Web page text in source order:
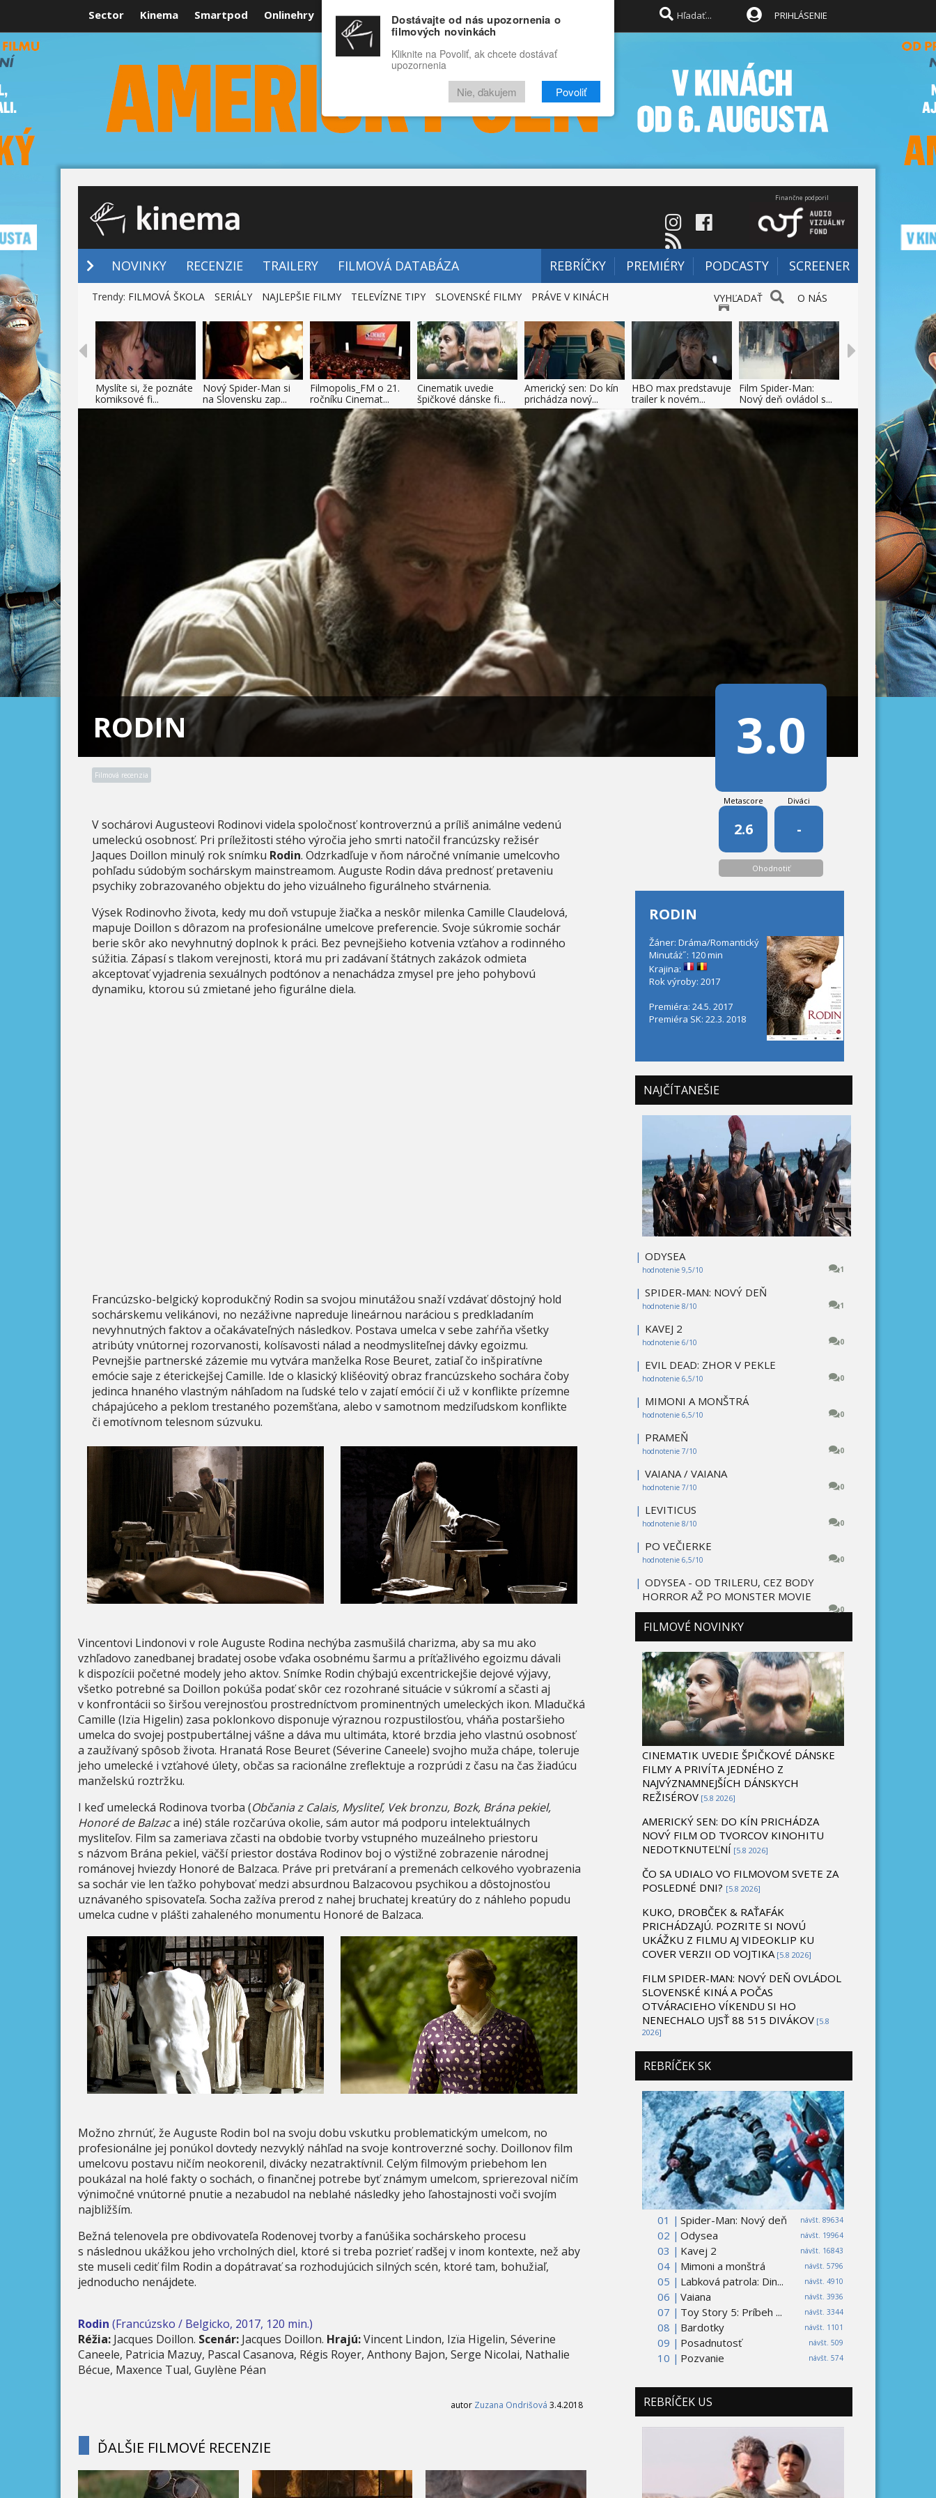
Sector Kinema Smartpod Onlinehry Rozprávky Funny Docu
RECENZIE VIDEÁ FILMY
PRIHLÁSENIE
Finančne podporil
NOVINKY RECENZIE TRAILERY FILMOVÁ DATABÁZA REBRÍČKY PREMIÉRY PODCASTY SCREENER
VYHĽADAŤ O NÁS
Trendy: FILMOVÁ ŠKOLA SERIÁLY NAJLEPŠIE FILMY TELEVÍZNE TIPY SLOVENSKÉ FILMY PRÁVE V KINÁCH
Myslíte si, že poznáte
komiksové fi...
Nový Spider-Man si
na Slovensku zap...
Filmopolis_FM o 21.
ročníku Cinemat...
Cinematik uvedie
špičkové dánske fi...
Americký sen: Do kín
prichádza nový...
HBO max predstavuje
trailer k novém...
Film Spider-Man:
Nový deň ovládol s...
RODIN 3.0
Filmová recenzia
V sochárovi Augusteovi Rodinovi videla spoločnosť kontroverznú a príliš animálne vedenú
umeleckú osobnosť. Pri príležitosti stého výročia jeho smrti natočil francúzsky režisér
Jaques Doillon minulý rok snímku Rodin. Odzrkadľuje v ňom náročné vnímanie umelcovho
pohľadu súdobým sochárskym mainstreamom. Auguste Rodin dáva prednosť pretaveniu
psychiky zobrazovaného objektu do jeho vizuálneho figurálneho stvárnenia.
Výsek Rodinovho života, kedy mu doň vstupuje žiačka a neskôr milenka Camille Claudelová,
mapuje Doillon s dôrazom na profesionálne umelcove preferencie. Svoje súkromie sochár
berie skôr ako nevyhnutný doplnok k práci. Bez pevnejšieho kotvenia vzťahov a rodinného
súžitia. Zápasí s tlakom verejnosti, ktorá mu pri zadávaní štátnych zakázok odmieta
akceptovať vyjadrenia sexuálnych podtónov a nenachádza zmysel pre jeho pohybovú
dynamiku, ktorou sú zmietané jeho figurálne diela.
Francúzsko-belgický koprodukčný Rodin sa svojou minutážou snaží vzdávať dôstojný hold
sochárskemu velikánovi, no nezáživne napreduje lineárnou naráciou s predkladaním
nevyhnutných faktov a očakávateľných následkov. Postava umelca v sebe zahŕňa všetky
atribúty vnútornej rozorvanosti, kolísavosti nálad a neodmysliteľnej dávky egoizmu.
Pevnejšie partnerské zázemie mu vytvára manželka Rose Beuret, zatiaľ čo inšpiratívne
emócie saje z éterickejšej Camille. Ide o klasický klišéovitý obraz francúzskeho sochára čoby
jedinca hnaného vlastným náhľadom na ľudské telo v zajatí emócií či už v konflikte prízemne
chápajúceho a peklom trestaného pozemšťana, alebo v samotnom medziľudskom konflikte
či emotívnom telesnom súzvuku.
Vincentovi Lindonovi v role Auguste Rodina nechýba zasmušilá charizma, aby sa mu ako
vzhľadovo zanedbanej bradatej osobe vďaka osobnému šarmu a príťažlivého egoizmu dávali
k dispozícii početné modely jeho aktov. Snímke Rodin chýbajú excentrickejšie dejové výjavy,
všetko potrebné sa Doillon pokúša podať skôr cez rozohrané situácie v súkromí a sčasti aj
v konfrontácii so širšou verejnosťou prostredníctvom prominentných umeleckých ikon. Mladučká
Camille (Izïa Higelin) zasa poklonkovo disponuje výraznou rozpustilosťou, vháňa postaršieho
umelca do svojej postpubertálnej vášne a dáva mu ultimáta, ktoré brzdia jeho vlastnú osobnosť
a zaužívaný spôsob života. Hranatá Rose Beuret (Séverine Caneele) svojho muža chápe, toleruje
jeho umelecké i vzťahové úlety, občas sa racionálne zreflektuje a rozprúdi z času na čas žiadúcu
manželskú roztržku.
I keď umelecká Rodinova tvorba (Občania z Calais, Mysliteľ, Vek bronzu, Bozk, Brána pekiel,
Honoré de Balzaca iné) stále rozčarúva okolie, sám autor má podporu intelektuálnych
mysliteľov. Film sa zameriava zčasti na obdobie tvorby vstupného muzeálneho priestoru
s názvom Brána pekiel, väčší priestor dostáva Rodinov boj o výstižné zobrazenie národnej
románovej hviezdy Honoré de Balzaca. Práve pri pretváraní a premenách celkového vyobrazenia
sa sochár vie len ťažko pohybovať medzi absurdnou Balzacovou psychikou a dôstojnosťou
uznávaného spisovateľa. Socha zažíva prerod z nahej bruchatej kreatúry do z náhleho popudu
umelca cudne v plášti zahaleného monumentu Honoré de Balzaca.
Možno zhrnúť, že Auguste Rodin bol na svoju dobu vskutku problematickým umelcom, no
profesionálne jej ponúkol dovtedy nezvyklý náhľad na svoje kontroverzné sochy. Doillonov film
umelcovu postavu ničím neokorenil, divácky nezatraktívnil. Celým filmovým priebehom len
poukázal na holé fakty o sochách, o finančnej potrebe byť známym umelcom, sprierezoval ničím
výnimočné vnútorné pnutie a nezabudol na neblahé následky jeho ľahostajnosti voči svojím
najbližším.
Bežná telenovela pre obdivovateľa Rodenovej tvorby a fanúšika sochárskeho procesu
s následnou ukážkou jeho vrcholných diel, ktoré si treba pozrieť radšej v inom kontexte, než aby
ste museli cediť film Rodin a dopátravať sa rozhodujúcich silných scén, ktoré tam, bohužiaľ,
jednoducho nenájdete.
Rodin (Francúzsko / Belgicko, 2017, 120 min.)
Réžia: Jacques Doillon. Scenár: Jacques Doillon. Hrajú:Vincent Lindon, Izïa Higelin, Séverine
Caneele, Patricia Mazuy, Pascal Casanova, Régis Royer, Anthony Bajon, Serge Nicolai, Nathalie
Bécue, Maxence Tual, Guylène Péan
autor Zuzana Ondrišová 3.4.2018
ĎALŠIE FILMOVÉ RECENZIE
Metascore
2.6
Diváci
-
Ohodnotiť
RODIN
Žáner: Dráma/Romantický
Minutáż˝: 120 min
Krajina:
Rok výroby: 2017
Premiéra: 24.5. 2017
Premiéra SK: 22.3. 2018
NAJČÍTANEŠIE
| ODYSEA
1
hodnotenie 9,5/10
| SPIDER-MAN: NOVÝ DEŇ
1
hodnotenie 8/10
| KAVEJ 2
0
hodnotenie 6/10
| EVIL DEAD: ZHOR V PEKLE
0
hodnotenie 6,5/10
| MIMONI A MONŠTRÁ
0
hodnotenie 6,5/10
| PRAMEŇ
0
hodnotenie 7/10
| VAIANA / VAIANA
0
hodnotenie 7/10
| LEVITICUS
0
hodnotenie 8/10
| PO VEČIERKE
0
hodnotenie 6,5/10
| ODYSEA - OD TRILERU, CEZ BODY
HORROR AŽ PO MONSTER MOVIE
0
FILMOVÉ NOVINKY
CINEMATIK UVEDIE ŠPIČKOVÉ DÁNSKE
FILMY A PRIVÍTA JEDNÉHO Z
NAJVÝZNAMNEJŠÍCH DÁNSKYCH
REŽISÉROV [5.8 2026]
AMERICKÝ SEN: DO KÍN PRICHÁDZA
NOVÝ FILM OD TVORCOV KINOHITU
NEDOTKNUTEĽNÍ [5.8 2026]
ČO SA UDIALO VO FILMOVOM SVETE ZA
POSLEDNÉ DNI? [5.8 2026]
KUKO, DROBČEK & RAŤAFÁK
PRICHÁDZAJÚ. POZRITE SI NOVÚ
UKÁŽKU Z FILMU AJ VIDEOKLIP KU
COVER VERZII OD VOJTIKA [5.8 2026]
FILM SPIDER-MAN: NOVÝ DEŇ OVLÁDOL
SLOVENSKÉ KINÁ A POČAS
OTVÁRACIEHO VÍKENDU SI HO
NENECHALO UJSŤ 88 515 DIVÁKOV [5.8
2026]
REBRÍČEK SK
01 | návšt. 89634
Spider-Man: Nový deň
02 |
návšt. 19964
Odysea
03 |
návšt. 16843
Kavej 2
04 |
návšt. 5796
Mimoni a monštrá
05 |
návšt. 4910
Labková patrola: Din...
06 |
návšt. 3936
Vaiana
07 |
návšt. 3344
Toy Story 5: Príbeh ...
08 |
návšt. 1101
Bardotky
09 |
návšt. 509
Posadnutosť
10 |
návšt. 574
Pozvanie
REBRÍČEK US
Dostávajte od nás upozornenia o
filmových novinkách
Kliknite na Povoliť, ak chcete dostávať
upozornenia
Nie, ďakujem Povoliť